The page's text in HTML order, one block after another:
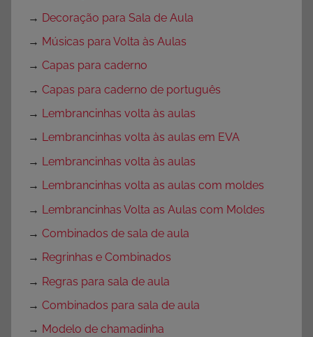
→ Decoração para Sala de Aula
→ Músicas para Volta às Aulas
→ Capas para caderno
→ Capas para caderno de português
→ Lembrancinhas volta às aulas
→ Lembrancinhas volta às aulas em EVA
→ Lembrancinhas volta às aulas
→ Lembrancinhas volta as aulas com moldes
→ Lembrancinhas Volta as Aulas com Moldes
→ Combinados de sala de aula
→ Regrinhas e Combinados
→ Regras para sala de aula
→ Combinados para sala de aula
→ Modelo de chamadinha